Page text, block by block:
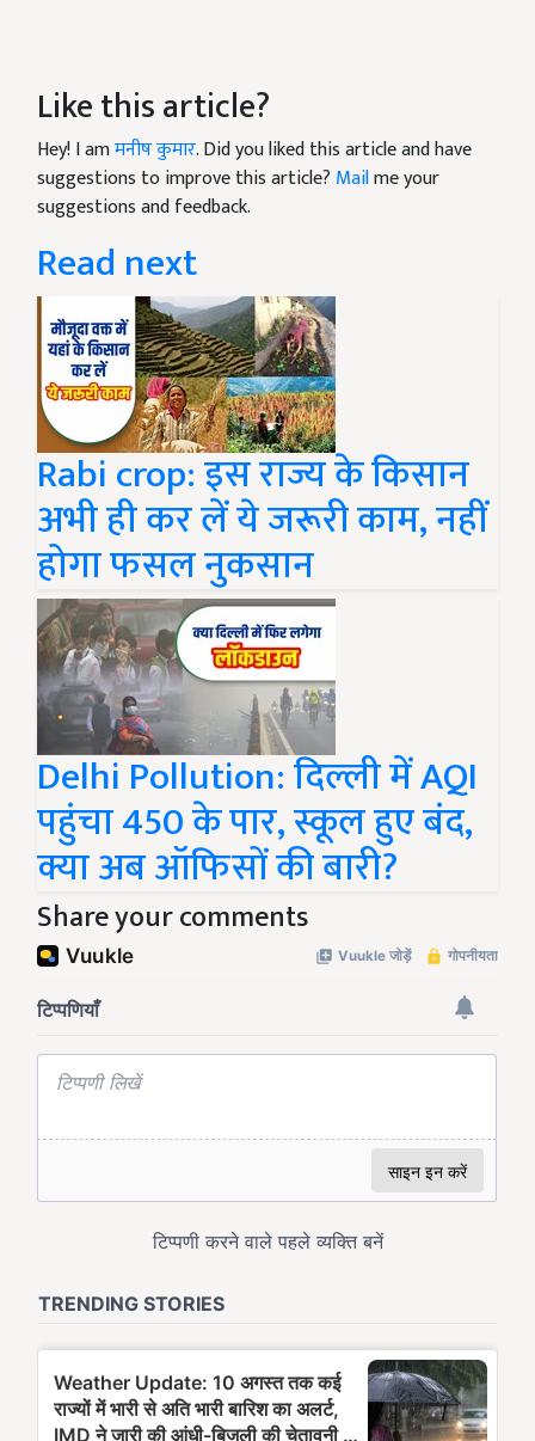
Like this article?
Hey! I amमनीष कुमार. Did you liked this article and have
suggestions to improve this article? Mailme your
suggestions and feedback.
Read next
Rabi crop: इस राज्य के किसान
अभी ही कर लें ये जरूरी काम, नहीं
होगा फसल नुकसान
Delhi Pollution: दिल्ली में AQI
पहुंचा 450 के पार, स्कूल हुए बंद,
क्या अब ऑफिसों की बारी?
Share your comments